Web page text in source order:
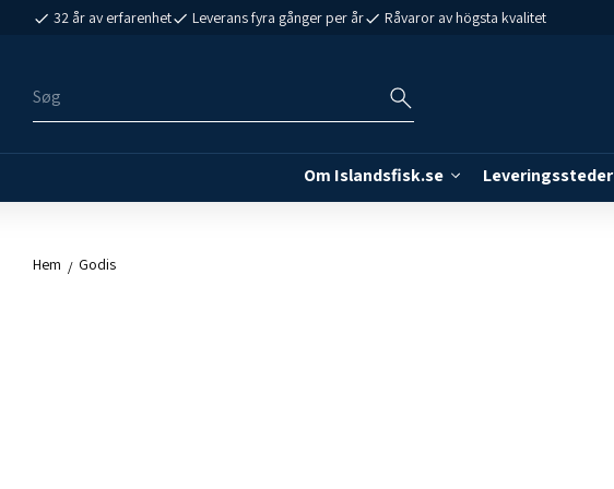
32 år av erfarenhet Leverans fyra gånger per år Råvaror av högsta kvalitet
Om Islandsfisk.se Leveringssteder
Hem Godis